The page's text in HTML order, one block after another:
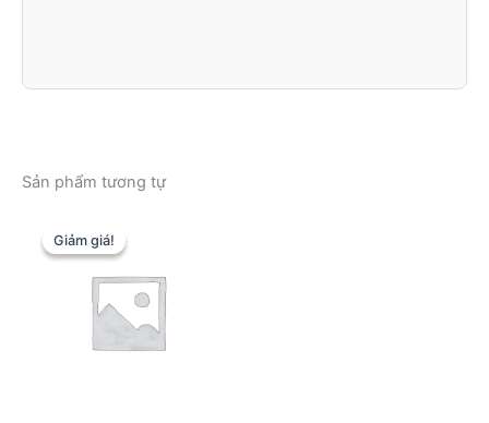
Sản phẩm tương tự
Giảm giá!
Giảm giá!